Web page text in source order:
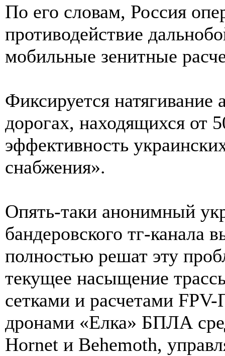
По его словам, Россия
противодействие
мобильные зенитные
Фиксируется натягивание
дорогах, находящихся от
эффективность
снабжения».
Опять-таки анонимный
бандеровского тг-канала
полностью решат эту
текущее насыщение
сетками и расчетами
дронами «Елка» БПЛА
Hornet и Behemoth,